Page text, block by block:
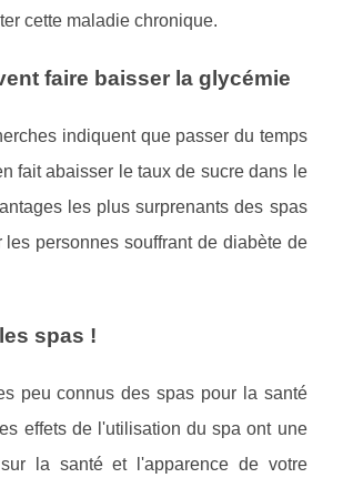
cette maladie chronique.
faire baisser la glycémie
indiquent que passer du temps
fait abaisser le taux de sucre dans le
les plus surprenants des spas
les personnes souffrant de diabète de
spas !
peu connus des spas pour la santé
effets de l'utilisation du spa ont une
la santé et l'apparence de votre